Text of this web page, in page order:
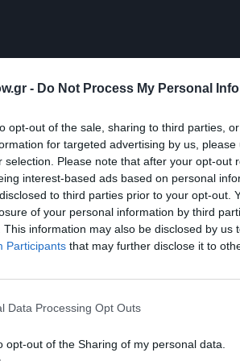
- Do Not Process My Personal
opt-out of the sale, sharing to third parties,
for targeted advertising by us,
selection. Please note that after your opt-out
interest-based ads based on personal
to third parties prior to your opt-out.
of your personal information by third
This information may also be disclosed by us
Participants that may further disclose it to
Data Processing Opt Outs
opt-out of the Sharing of my personal data.
επιλέξατε αυτά τα
στίχους. Τα επέλεξα με
μουσική στα τραγούδια του
είναι η “ρουτίνα” σας ως